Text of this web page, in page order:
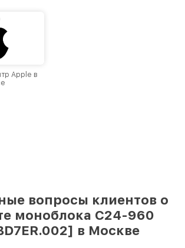
Apple в
вопросы клиентов о
моноблока C24-960
в Москве